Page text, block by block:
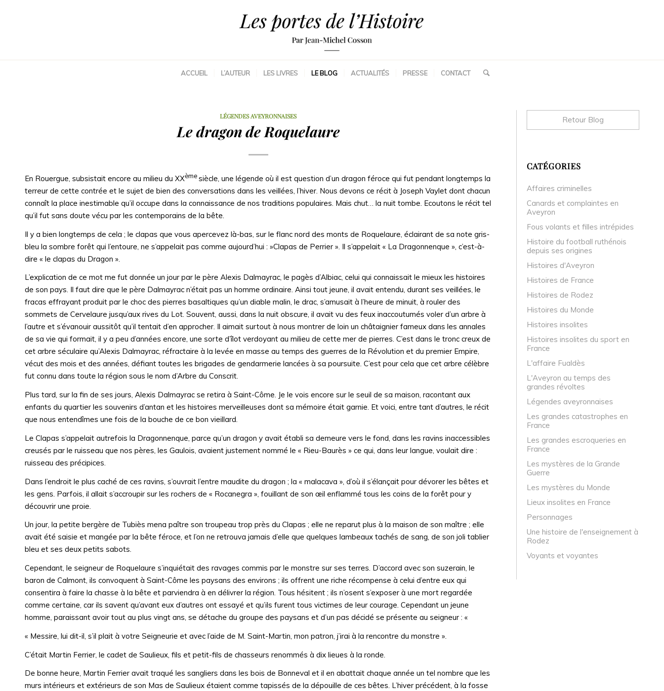
ACCUEIL L’AUTEUR LES LIVRES LE BLOG ACTUALITÉS PRESSE CONTACT
LÉGENDES AVEYRONNAISES
Le dragon de Roquelaure
En Rouergue, subsistait encore au milieu du XXèmesiècle, une légende où il est question d’un dragon féroce qui fut pendant longtemps la
terreur de cette contrée et le sujet de bien des conversations dans les veillées, l’hiver. Nous devons ce récit à Joseph Vaylet dont chacun
connaît la place inestimable qu’il occupe dans la connaissance de nos traditions populaires. Mais chut… la nuit tombe. Ecoutons le récit tel
qu’il fut sans doute vécu par les contemporains de la bête.
Il y a bien longtemps de cela ; le clapas que vous apercevez là-bas, sur le flanc nord des monts de Roquelaure, éclairant de sa note gris-
bleu la sombre forêt qui l’entoure, ne s’appelait pas comme aujourd’hui : »Clapas de Perrier ». Il s’appelait « La Dragonnenque », c’est-à-
dire « le clapas du Dragon ».
L’explication de ce mot me fut donnée un jour par le père Alexis Dalmayrac, le pagès d’Albiac, celui qui connaissait le mieux les histoires
de son pays. Il faut dire que le père Dalmayrac n’était pas un homme ordinaire. Ainsi tout jeune, il avait entendu, durant ses veillées, le
fracas effrayant produit par le choc des pierres basaltiques qu’un diable malin, le drac, s’amusait à l’heure de minuit, à rouler des
sommets de Cervelaure jusqu’aux rives du Lot. Souvent, aussi, dans la nuit obscure, il avait vu des feux inaccoutumés voler d’un arbre à
l’autre et s’évanouir aussitôt qu’il tentait d’en approcher. Il aimait surtout à nous montrer de loin un châtaignier fameux dans les annales
de sa vie qui formait, il y a peu d’années encore, une sorte d’îlot verdoyant au milieu de cette mer de pierres. C’est dans le tronc creux de
cet arbre séculaire qu’Alexis Dalmayrac, réfractaire à la levée en masse au temps des guerres de la Révolution et du premier Empire,
vécut des mois et des années, défiant toutes les brigades de gendarmerie lancées à sa poursuite. C’est pour cela que cet arbre célèbre
fut connu dans toute la région sous le nom d’Arbre du Conscrit.
Plus tard, sur la fin de ses jours, Alexis Dalmayrac se retira à Saint-Côme. Je le vois encore sur le seuil de sa maison, racontant aux
enfants du quartier les souvenirs d’antan et les histoires merveilleuses dont sa mémoire était garnie. Et voici, entre tant d’autres, le récit
que nous entendîmes une fois de la bouche de ce bon vieillard.
Le Clapas s’appelait autrefois la Dragonnenque, parce qu’un dragon y avait établi sa demeure vers le fond, dans les ravins inaccessibles
creusés par le ruisseau que nos pères, les Gaulois, avaient justement nommé le « Rieu-Baurès » ce qui, dans leur langue, voulait dire :
ruisseau des précipices.
Dans l’endroit le plus caché de ces ravins, s’ouvrait l’entre maudite du dragon ; la « malacava », d’où il s’élançait pour dévorer les bêtes et
les gens. Parfois, il allait s’accroupir sur les rochers de « Rocanegra », fouillant de son œil enflammé tous les coins de la forêt pour y
découvrir une proie.
Un jour, la petite bergère de Tubiès mena paître son troupeau trop près du Clapas ; elle ne reparut plus à la maison de son maître ; elle
avait été saisie et mangée par la bête féroce, et l’on ne retrouva jamais d’elle que quelques lambeaux tachés de sang, de son joli tablier
bleu et ses deux petits sabots.
Cependant, le seigneur de Roquelaure s’inquiétait des ravages commis par le monstre sur ses terres. D’accord avec son suzerain, le
baron de Calmont, ils convoquent à Saint-Côme les paysans des environs ; ils offrent une riche récompense à celui d’entre eux qui
consentira à faire la chasse à la bête et parviendra à en délivrer la région. Tous hésitent ; ils n’osent s’exposer à une mort regardée
comme certaine, car ils savent qu’avant eux d’autres ont essayé et qu’ils furent tous victimes de leur courage. Cependant un jeune
homme, paraissant avoir tout au plus vingt ans, se détache du groupe des paysans et d’un pas décidé se présente au seigneur : «
« Messire, lui dit-il, s’il plait à votre Seigneurie et avec l’aide de M. Saint-Martin, mon patron, j’irai à la rencontre du monstre ».
C’était Martin Ferrier, le cadet de Saulieux, fils et petit-fils de chasseurs renommés à dix lieues à la ronde.
De bonne heure, Martin Ferrier avait traqué les sangliers dans les bois de Bonneval et il en abattait chaque année un tel nombre que les
murs intérieurs et extérieurs de son Mas de Saulieux étaient comme tapissés de la dépouille de ces bêtes. L’hiver précédent, à la fosse
Retour Blog
CATÉGORIES
Affaires criminelles
Canards et complaintes en
Aveyron
Fous volants et filles intrépides
Histoire du football ruthénois
depuis ses origines
Histoires d'Aveyron
Histoires de France
Histoires de Rodez
Histoires du Monde
Histoires insolites
Histoires insolites du sport en
France
L'affaire Fualdès
L'Aveyron au temps des
grandes révoltes
Légendes aveyronnaises
Les grandes catastrophes en
France
Les grandes escroqueries en
France
Les mystères de la Grande
Guerre
Les mystères du Monde
Lieux insolites en France
Personnages
Une histoire de l'enseignement à
Rodez
Voyants et voyantes